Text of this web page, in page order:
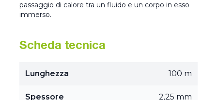
passaggio di calore tra un fluido e un corpo in esso
immerso.
Scheda tecnica
Lunghezza 100 m
Spessore 2,25 mm